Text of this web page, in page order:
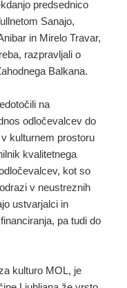
predsednico
Sanajo,
in Mirelo Travar,
razpravljali o
Balkana.
na
odločevalcev do
kulturnem prostoru
kvalitetnega
kot so
v neustreznih
ustvarjalci in
pa tudi do
kulturo MOL, je